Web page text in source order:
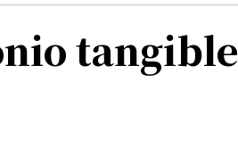
tangible